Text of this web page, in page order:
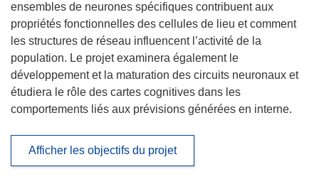
ensembles de neurones spécifiques contribuent aux
propriétés fonctionnelles des cellules de lieu et comment
les structures de réseau influencent l’activité de la
population. Le projet examinera également le
développement et la maturation des circuits neuronaux et
étudiera le rôle des cartes cognitives dans les
comportements liés aux prévisions générées en interne.
Afficher les objectifs du projet